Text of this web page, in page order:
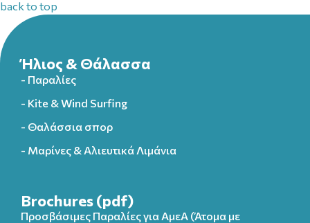
back to top
Ήλιος & Θάλασσα
- Παραλίες
- Kite & Wind Surfing
- Θαλάσσια σπορ
- Μαρίνες & Αλιευτικά Λιμάνια
Brochures (pdf)
Προσβάσιμες Παραλίες για ΑμεΑ (Άτομα με